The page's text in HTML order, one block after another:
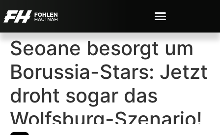
Seoane besorgt um
Borussia-Stars: Jetzt
droht sogar das
Wolfsburg-Szenario!